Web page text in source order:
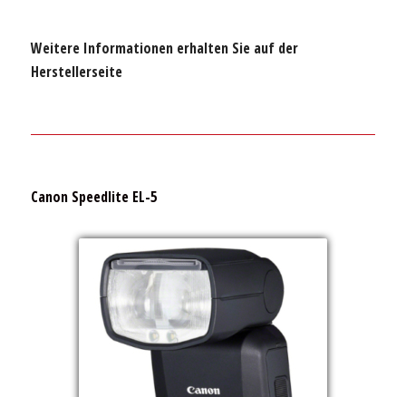
Weitere Informationen erhalten Sie auf der
Herstellerseite
Canon Speedlite EL-5